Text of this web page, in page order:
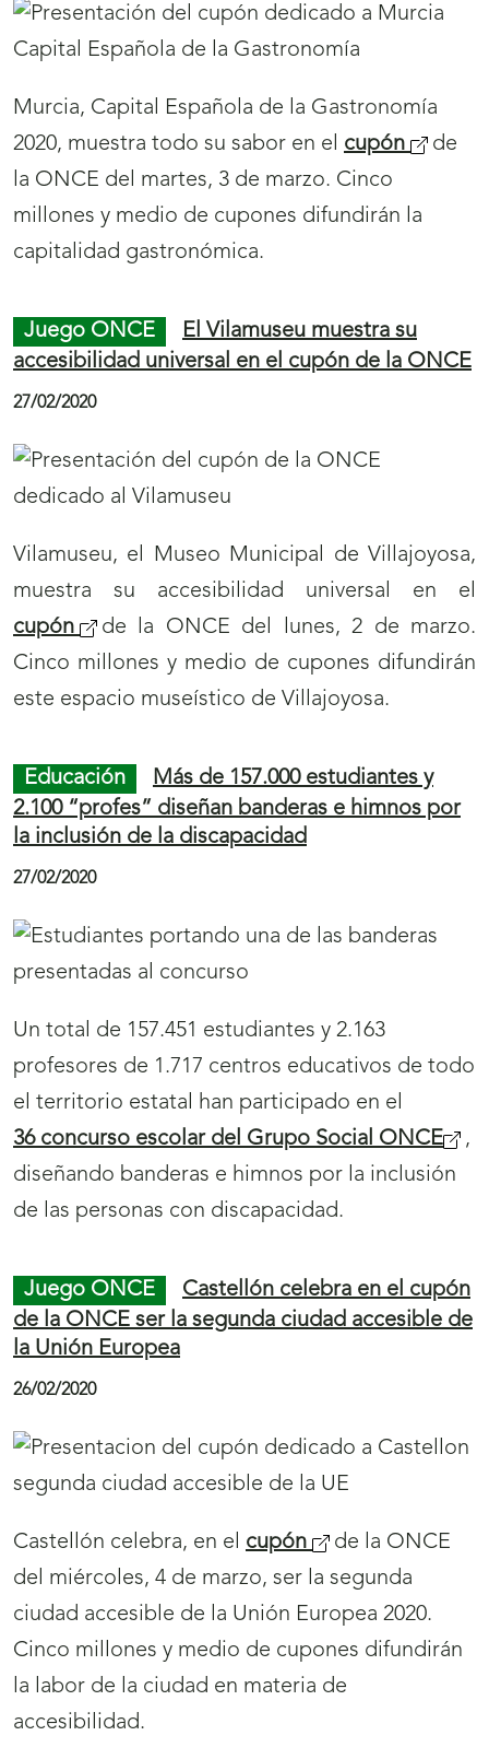
Murcia, Capital Española de la Gastronomía
2020, muestra todo su sabor en el cupón
de
la ONCE del martes, 3 de marzo. Cinco
millones y medio de cupones difundirán la
capitalidad gastronómica.
Juego ONCE
El Vilamuseu muestra su
accesibilidad universal en el cupón de la ONCE
27/02/2020
Vilamuseu, el Museo Municipal de Villajoyosa,
muestra su accesibilidad universal en el
cupón
de la ONCE del lunes, 2 de marzo.
Cinco millones y medio de cupones difundirán
este espacio museístico de Villajoyosa.
Educación
Más de 157.000 estudiantes y
2.100 “profes” diseñan banderas e himnos por
la inclusión de la discapacidad
27/02/2020
Un total de 157.451 estudiantes y 2.163
profesores de 1.717 centros educativos de todo
el territorio estatal han participado en el
36 concurso escolar del Grupo Social ONCE
,
diseñando banderas e himnos por la inclusión
de las personas con discapacidad.
Juego ONCE
Castellón celebra en el cupón
de la ONCE ser la segunda ciudad accesible de
la Unión Europea
26/02/2020
Castellón celebra, en el cupón
de la ONCE
del miércoles, 4 de marzo, ser la segunda
ciudad accesible de la Unión Europea 2020.
Cinco millones y medio de cupones difundirán
la labor de la ciudad en materia de
accesibilidad.